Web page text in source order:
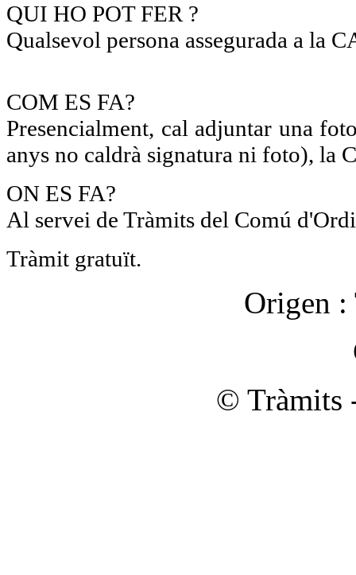
QUI HO POT FER ?
Qualsevol persona assegurada a la
COM ES FA?
Presencialment, cal adjuntar una
anys no caldrà signatura ni foto), la
ON ES FA?
Al servei de Tràmits del Comú
Tràmit gratuït.
Origen :
© Tràmits